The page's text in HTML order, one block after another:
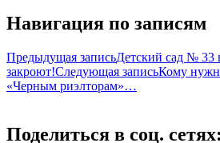
Навигация по записям
Предыдущая записьДетский сад №
закроют!Следующая записьКому
«Черным риэлторам»…
Поделиться в соц. сетях: